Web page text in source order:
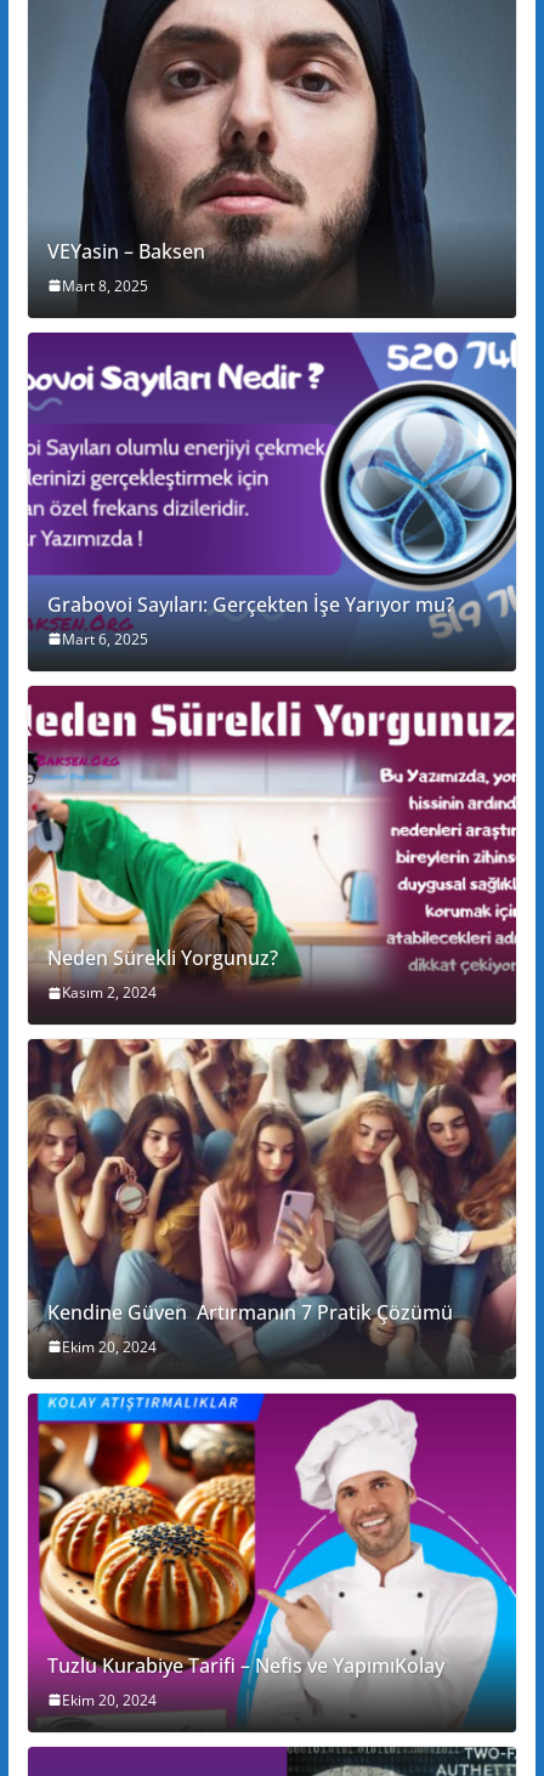
VEYasin – Baksen
Mart 8, 2025
Grabovoi Sayıları: Gerçekten İşe Yarıyor mu?
Mart 6, 2025
Neden Sürekli Yorgunuz?
Kasım 2, 2024
Kendine Güven Artırmanın 7 Pratik Çözümü
Ekim 20, 2024
Tuzlu Kurabiye Tarifi – Nefis ve YapımıKolay
Ekim 20, 2024